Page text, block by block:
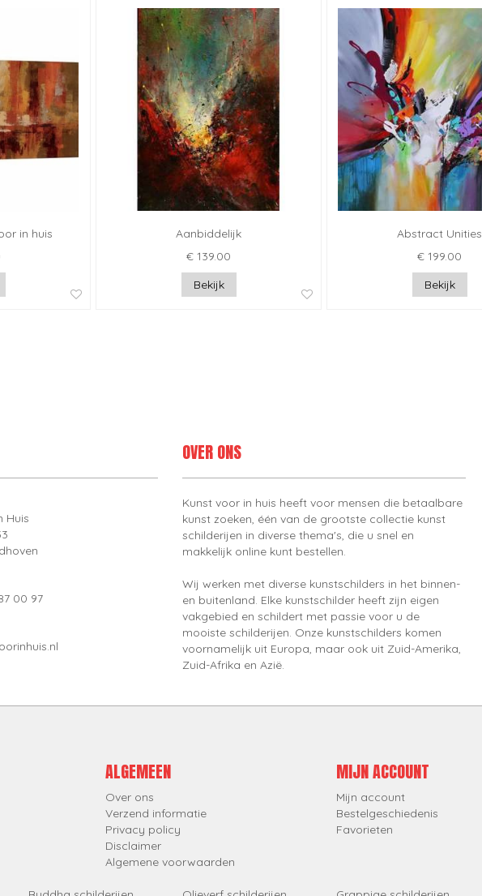
in huis
Aanbiddelijk
€ 139.00
Bekijk
Abstract Unities
€ 199.00
Bekijk
Huis
00 97
OVER ONS
Kunst voor in huis heeft voor mensen die betaalbare
kunst zoeken, één van de grootste collectie kunst
schilderijen in diverse thema's, die u snel en
makkelijk online kunt bestellen.
Wij werken met diverse kunstschilders in het binnen-
en buitenland. Elke kunstschilder heeft zijn eigen
vakgebied en schildert met passie voor u de
mooiste schilderijen. Onze kunstschilders komen
voornamelijk uit Europa, maar ook uit Zuid-Amerika,
Zuid-Afrika en Azië.
ALGEMEEN
Over ons
Verzend informatie
Privacy policy
Disclaimer
Algemene voorwaarden
MIJN ACCOUNT
Mijn account
Bestelgeschiedenis
Favorieten